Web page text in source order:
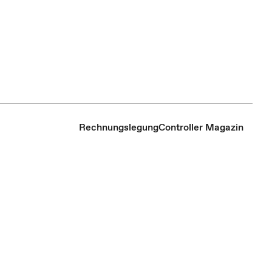
RechnungslegungController Magazin